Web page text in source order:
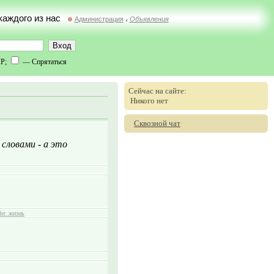
из нас Администрация // Объявления
— Спрятаться
- а это
Сейчас на сайте:
Никого нет
Сквозной чат